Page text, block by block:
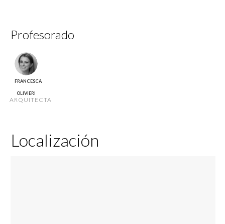
Profesorado
FRANCESCA
OLIVIERI
ARQUITECTA
Localización